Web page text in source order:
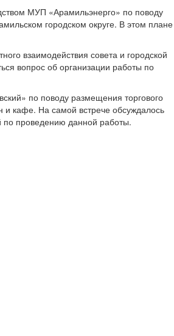
МУП «Арамильэнерго» по поводу
городском округе. В этом плане
взаимодействия совета и городской
вопрос об организации работы по
по поводу размещения торгового
и кафе. На самой встрече обсуждалось
проведению данной работы.